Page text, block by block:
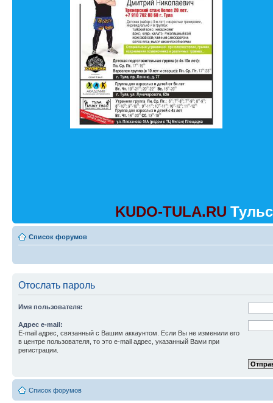
KUDO-TULA.RU
Список форумов
Отослать пароль
Имя пользователя:
Адрес e-mail:
E-mail адрес, связанный с Вашим аккаунтом. Если Вы не изменили его
в центре пользователя, то это e-mail адрес, указанный Вами при
регистрации.
Список форумов